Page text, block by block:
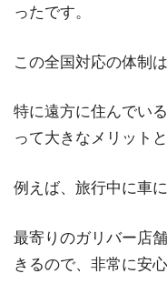
ったです。
この全国対応の体制は
特に遠方に住んでい
って大きなメリット
例えば、旅行中に車
最寄りのガリバー店
きるので、非常に安心